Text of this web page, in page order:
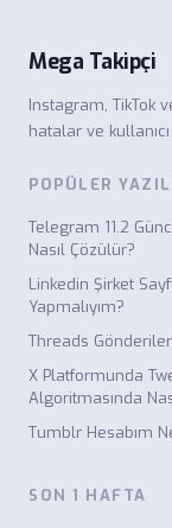
Mega Takipçi
Instagram, TikTok
hatalar ve
POPÜLER
Telegram 11.2
Nasıl Çözülür?
Linkedin Şirket
Yapmalıyım?
Threads
X Platformunda
Algoritmasında
Tumblr Hesabım
SON 1 HAFTA